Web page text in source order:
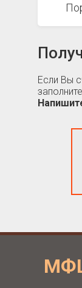
Если Вы